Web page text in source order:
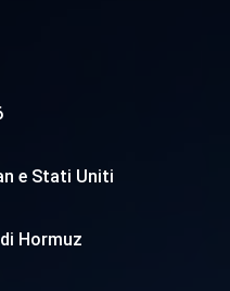
e Stati Uniti
Hormuz